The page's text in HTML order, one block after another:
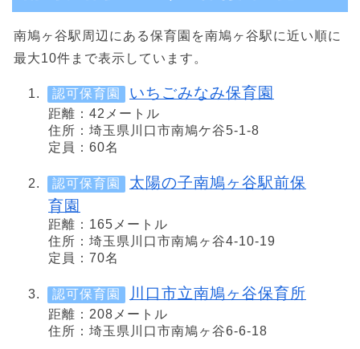
南鳩ヶ谷駅周辺にある保育園を南鳩ヶ谷駅に近い順に
最大10件まで表示しています。
認可保育園 いちごみなみ保育園
距離：42メートル
住所：埼玉県川口市南鳩ケ谷5-1-8
定員：60名
認可保育園
太陽の子南鳩ヶ谷駅前保
育園
距離：165メートル
住所：埼玉県川口市南鳩ヶ谷4-10-19
定員：70名
認可保育園 川口市立南鳩ヶ谷保育所
距離：208メートル
住所：埼玉県川口市南鳩ヶ谷6-6-18